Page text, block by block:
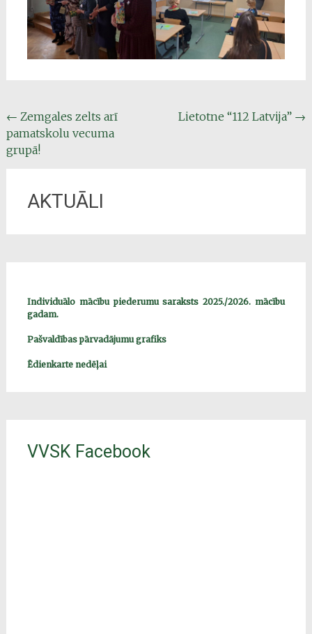
Post
navigation
← Zemgales zelts arī
pamatskolu vecuma
grupā!
Lietotne “112 Latvija” →
AKTUĀLI
Individuālo mācību piederumu saraksts 2025./2026. mācību
gadam.
Pašvaldības pārvadājumu grafiks
Ēdienkarte nedēļai
VVSK Facebook